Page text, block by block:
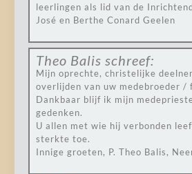
leerlingen als lid van de
José en Berthe Conard Geelen
Theo Balis schreef:
Mijn oprechte, christelijke
overlijden van uw medebroeder /
Dankbaar blijf ik mijn
gedenken.
U allen met wie hij verbonden
sterkte toe.
Innige groeten, P. Theo Balis,